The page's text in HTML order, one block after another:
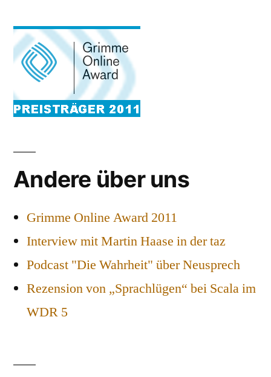
Andere über uns
Grimme Online Award 2011
Interview mit Martin Haase in der taz
Podcast "Die Wahrheit" über Neusprech
Rezension von „Sprachlügen“ bei Scala im
WDR 5